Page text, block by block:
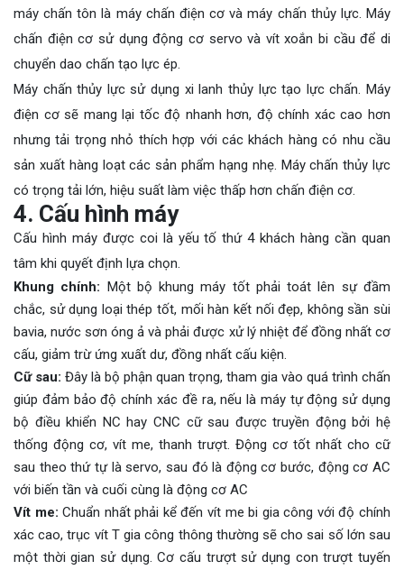
máy chấn tôn là máy chấn điện cơ và máy chấn thủy lực. Máy
chấn điện cơ sử dụng động cơ servo và vít xoắn bi cầu để di
chuyển dao chấn tạo lực ép.
Máy chấn thủy lực sử dụng xi lanh thủy lực tạo lực chấn. Máy
điện cơ sẽ mang lại tốc độ nhanh hơn, độ chính xác cao hơn
nhưng tải trọng nhỏ thích hợp với các khách hàng có nhu cầu
sản xuất hàng loạt các sản phẩm hạng nhẹ. Máy chấn thủy lực
có trọng tải lớn, hiệu suất làm việc thấp hơn chấn điện cơ.
4. Cấu hình máy
Cấu hình máy được coi là yếu tố thứ 4 khách hàng cần quan
tâm khi quyết định lựa chọn.
Khung chính: Một bộ khung máy tốt phải toát lên sự đầm
chắc, sử dụng loại thép tốt, mối hàn kết nối đẹp, không sần sùi
bavia, nước sơn óng ả và phải được xử lý nhiệt để đồng nhất cơ
cấu, giảm trừ ứng xuất dư, đồng nhất cấu kiện.
Cữ sau: Đây là bộ phận quan trọng, tham gia vào quá trình chấn
giúp đảm bảo độ chính xác đề ra, nếu là máy tự động sử dụng
bộ điều khiển NC hay CNC cữ sau được truyền động bởi hệ
thống động cơ, vít me, thanh trượt. Động cơ tốt nhất cho cữ
sau theo thứ tự là servo, sau đó là động cơ bước, động cơ AC
với biến tần và cuối cùng là động cơ AC
Vít me: Chuẩn nhất phải kể đến vít me bi gia công với độ chính
xác cao, trục vít T gia công thông thường sẽ cho sai số lớn sau
một thời gian sử dụng. Cơ cấu trượt sử dụng con trượt tuyến